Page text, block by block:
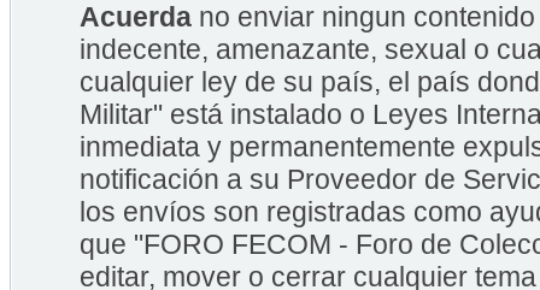
Acuerda no enviar ningun
indecente, amenazante, sexual o
cualquier ley de su país, el país
Militar" está instalado o Leyes
inmediata y permanentemente
notificación a su Proveedor de
los envíos son registradas como
que "FORO FECOM - Foro de
editar, mover o cerrar cualquier